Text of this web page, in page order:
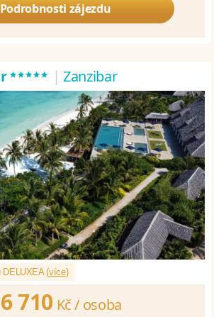
Podrobnosti zájezdu
***** | Zanzibar
(více)
710 Kč / osoba